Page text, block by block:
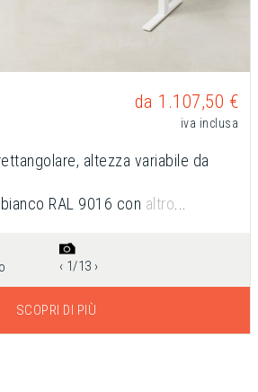
da 1.107,50 €
iva inclusa
altezza variabile da
RAL 9016 con altro
‹ 1/13 ›
SCOPRI DI PIÙ